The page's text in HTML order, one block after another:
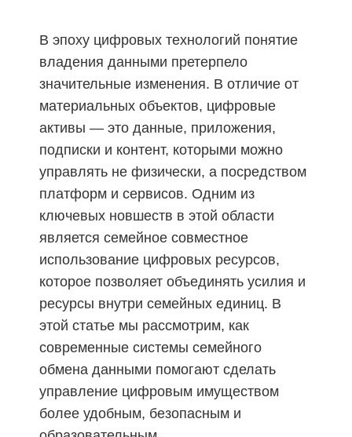
В эпоху цифровых технологий понятие
владения данными претерпело
значительные изменения. В отличие от
материальных объектов, цифровые
активы — это данные, приложения,
подписки и контент, которыми можно
управлять не физически, а посредством
платформ и сервисов. Одним из
ключевых новшеств в этой области
является семейное совместное
использование цифровых ресурсов,
которое позволяет объединять усилия и
ресурсы внутри семейных единиц. В
этой статье мы рассмотрим, как
современные системы семейного
обмена данными помогают сделать
управление цифровым имуществом
более удобным, безопасным и